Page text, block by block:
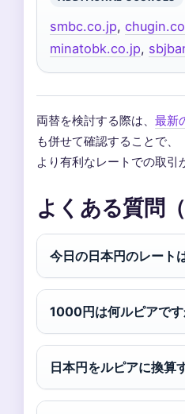
smbc.co.jp,
minatobk.co.jp,
両替を検討する際は、 最新
も併せて確認することで、
より有利なレートでの取引
よくある質問（
今日の日本円のレート
1000円は何ルピアです
日本円をルピアに換算